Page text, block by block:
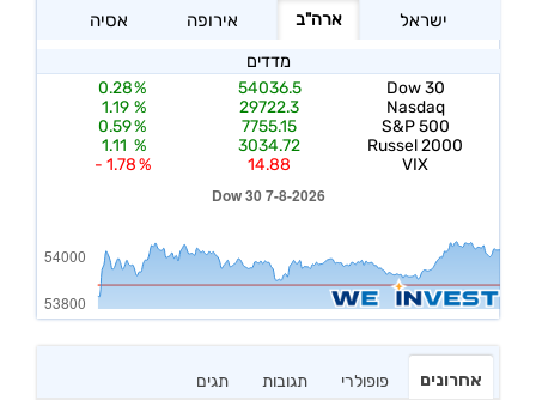
אחרונים פופולרי תגובות תגים